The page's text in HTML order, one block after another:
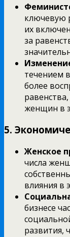
ключевую
их
за
течением
более
женщин в
5.
Женское
числа
влияния в
бизнесе
развития,